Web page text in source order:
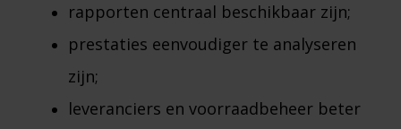
rapporten centraal beschikbaar zijn;
prestaties eenvoudiger te analyseren
zijn;
leveranciers en voorraadbeheer beter